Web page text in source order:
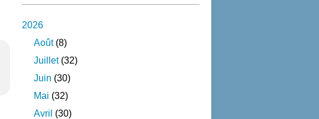
2026
Août(8)
Juillet(32)
Juin (30)
Mai (32)
Avril (30)